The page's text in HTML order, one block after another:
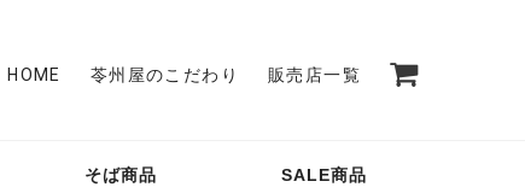
HOME 苓州屋のこだわり 販売店一覧
そば商品 SALE商品